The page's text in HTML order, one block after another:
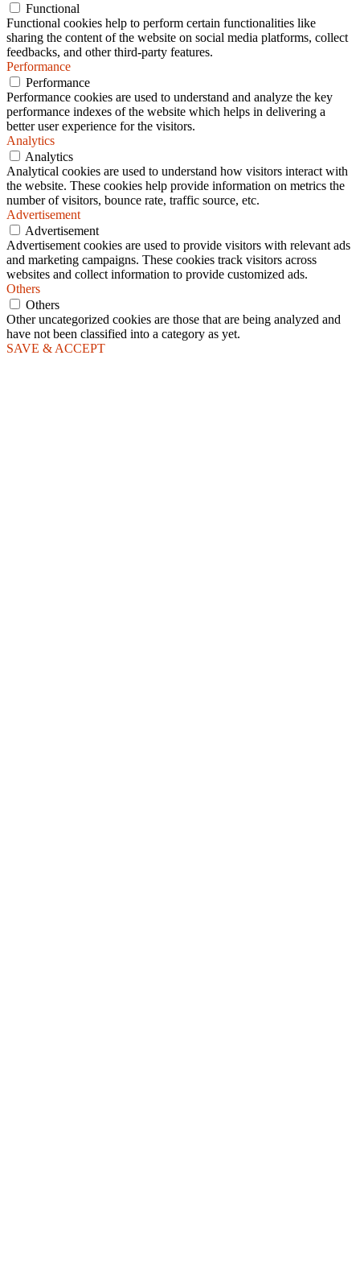
Functional
Functional cookies help to perform certain functionalities like
sharing the content of the website on social media platforms, collect
feedbacks, and other third-party features.
Performance
Performance
Performance cookies are used to understand and analyze the key
performance indexes of the website which helps in delivering a
better user experience for the visitors.
Analytics
Analytics
Analytical cookies are used to understand how visitors interact with
the website. These cookies help provide information on metrics the
number of visitors, bounce rate, traffic source, etc.
Advertisement
Advertisement
Advertisement cookies are used to provide visitors with relevant ads
and marketing campaigns. These cookies track visitors across
websites and collect information to provide customized ads.
Others
Others
Other uncategorized cookies are those that are being analyzed and
have not been classified into a category as yet.
SAVE & ACCEPT